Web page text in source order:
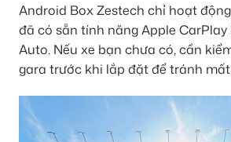
Android Box Zestech chỉ hoạt
đã có sẵn tính năng Apple
Auto. Nếu xe bạn chưa có, cần
gara trước khi lắp đặt để tránh